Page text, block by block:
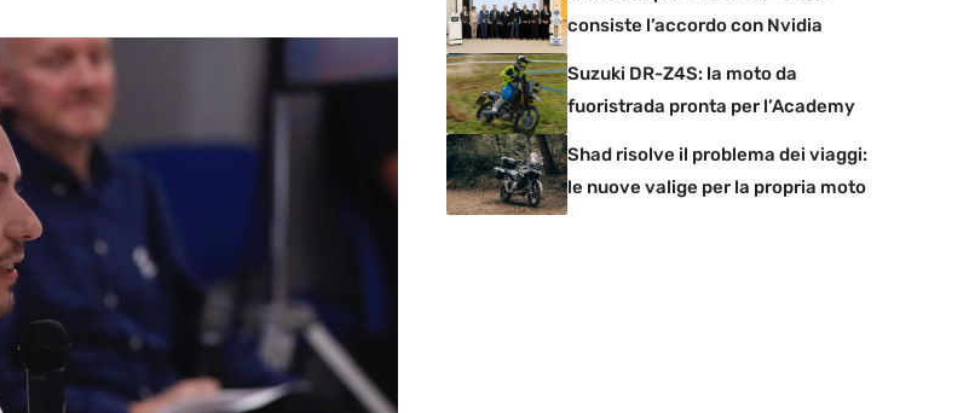
consiste l’accordo con Nvidia
Suzuki DR-Z4S: la moto da
fuoristrada pronta per l’Academy
Shad risolve il problema dei viaggi:
le nuove valige per la propria moto